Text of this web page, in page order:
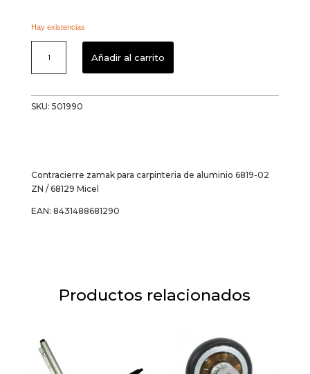
Hay existencias
Contracierre
zamak
6819-
ZN
Añadir al carrito
SKU: 501990
Contracierre zamak para carpinteria de aluminio 6819-02
ZN / 68129 Micel
EAN: 8431488681290
Productos relacionados